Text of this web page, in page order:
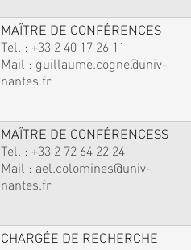
MAÎTRE DE CONFÉRENCES
Tel. : +33 2 40 17 26 11
Mail : guillaume.cogne@univ-
nantes.fr
MAÎTRE DE CONFÉRENCESS
Tel. : +33 2 72 64 22 24
Mail : ael.colomines@univ-
nantes.fr
CHARGÉE DE RECHERCHE